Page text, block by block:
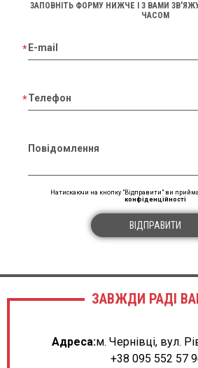
ЗАПОВНІТЬ ФОРМУ НИЖЧЕ І З ВАМИ
ЧАСОМ
E-mail
Телефон
Повідомлення
Натискаючи на кнопку "Відправити" ви
конфіденційності
ВІДПРАВИТИ
ЗАВЖДИ РАДІ
Адреса:м. Чернівці, вул.
+38 095 552 57